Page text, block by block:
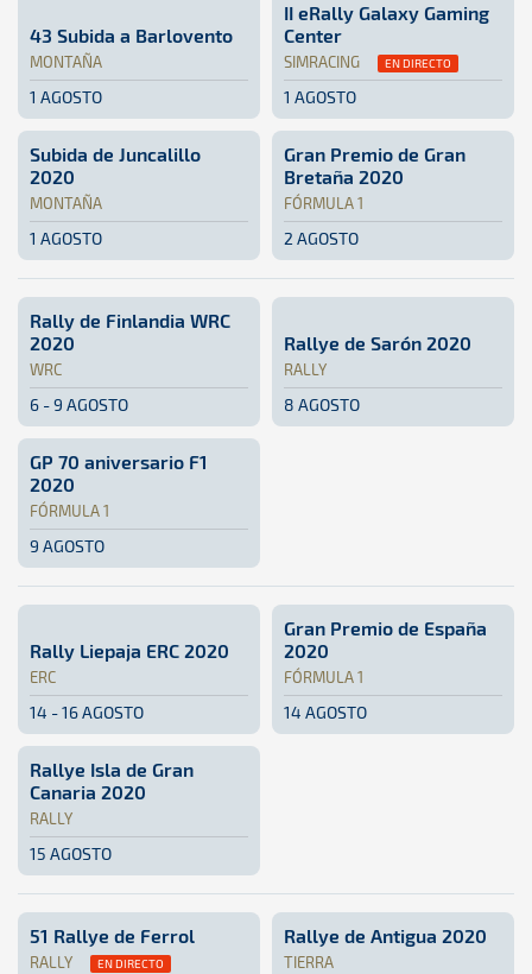
43 Subida a Barlovento
MONTAÑA
1 AGOSTO
Montaña · 43 Subida a Barlovento: Aquí podrás
Isla de La Palma Isla de La Palma
II eRally Galaxy Gaming
Center
SIMRACING EN DIRECTO
1 AGOSTO
SimRacing · II eRally
Las Palmas de Gran Canaria
Subida de Juncalillo
2020
MONTAÑA
1 AGOSTO
Montaña · Subida de Juncalillo 2020: Aquí podrás
Gran Canaria Gran Canaria
Gran Premio de Gran
Bretaña 2020
FÓRMULA 1
2 AGOSTO
Fórmula 1 · Gran Premio
Silverstone, Gran Bretaña
Rally de Finlandia WRC
2020
WRC
6 - 9 AGOSTO
WRC · Rally de Finlandia WRC 2020: Aquí podrás
Finlandia Finlandia
Rallye de Sarón 2020
RALLY
8 AGOSTO
Rally · Rallye de Sarón
Cantabria Cantabria
GP 70 aniversario F1
2020
FÓRMULA 1
9 AGOSTO
Fórmula 1 · GP 70 aniversario F1 2020: Aquí podrás
Silverstone Silverstone
Rally Liepaja ERC 2020
ERC
14 - 16 AGOSTO
ERC · Rally Liepaja ERC 2020: Aquí podrás encontrar
Letonia Letonia
Gran Premio de España
2020
FÓRMULA 1
14 AGOSTO
Fórmula 1 · Gran Premio
Barcelona, España
Rallye Isla de Gran
Canaria 2020
RALLY
15 AGOSTO
Rally · Rallye Isla de Gran Canaria 2020: Aquí podrás
Gran Canaria Gran Canaria
51 Rallye de Ferrol
RALLY EN DIRECTO
Rallye de Antigua 2020
TIERRA